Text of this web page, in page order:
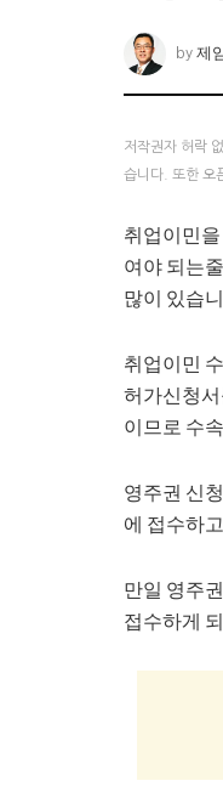
by 제
저작권자 허락
습니다. 또한 오
취업이민
여야 되는
많이 있습
취업이민
허가신청
이므로 수
영주권 신
에 접수하
만일 영주
접수하게